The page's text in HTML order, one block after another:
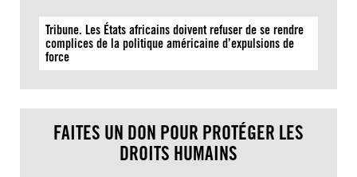
Tribune. Les États africains doivent refuser de se rendre
complices de la politique américaine d’expulsions de
force
FAITES UN DON POUR PROTÉGER LES
DROITS HUMAINS